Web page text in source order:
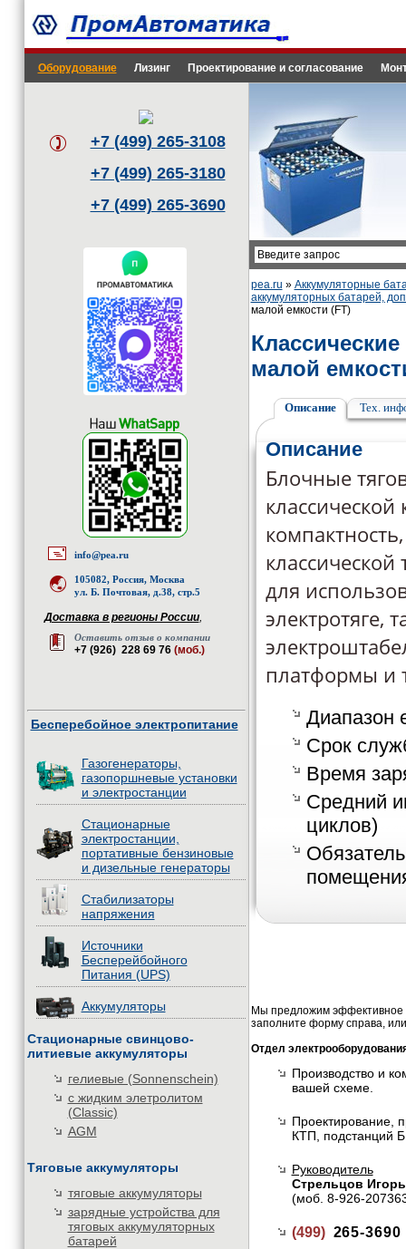
Оборудование Лизинг Проектирование и согласование
+7 (499) 265-3108
+7 (499) 265-3180
+7 (499) 265-3690
info@pea.ru
105082, Россия, Москва
ул. Б. Почтовая, д.38, стр.5
Доставка в регионы России,
Оставить отзыв о компании
+7 (926) 228 69 76 (моб.)
Бесперебойное электропитание
Газогенераторы,
газопоршневые установки
и электростанции
Стационарные
электростанции,
портативные бензиновые
и дизельные генераторы
Стабилизаторы
напряжения
Источники
Бесперейбойного
Питания (UPS)
Аккумуляторы
Стационарные свинцово-
литиевые аккумуляторы
гелиевые (Sonnenschein)
с жидким элетролитом
(Classic)
AGM
Тяговые аккумуляторы
тяговые аккумуляторы
зарядные устройства для
тяговых аккумуляторных
батарей
pea.ru » Аккумуляторные
аккумуляторных батарей,
малой емкости (FT)
малой
Описание Тех.
Описание
Блочные
классической
для
электротяге,
платформы и
Диапазон
Срок
Время
Средний
циклов)
Мы предложим эффективное
заполните форму справа,
Отдел
Производство и
вашей схеме.
Проектирование,
КТП, подстанций
Руководитель
Стрельцов
(моб. 8-926-
(499) 265-3690